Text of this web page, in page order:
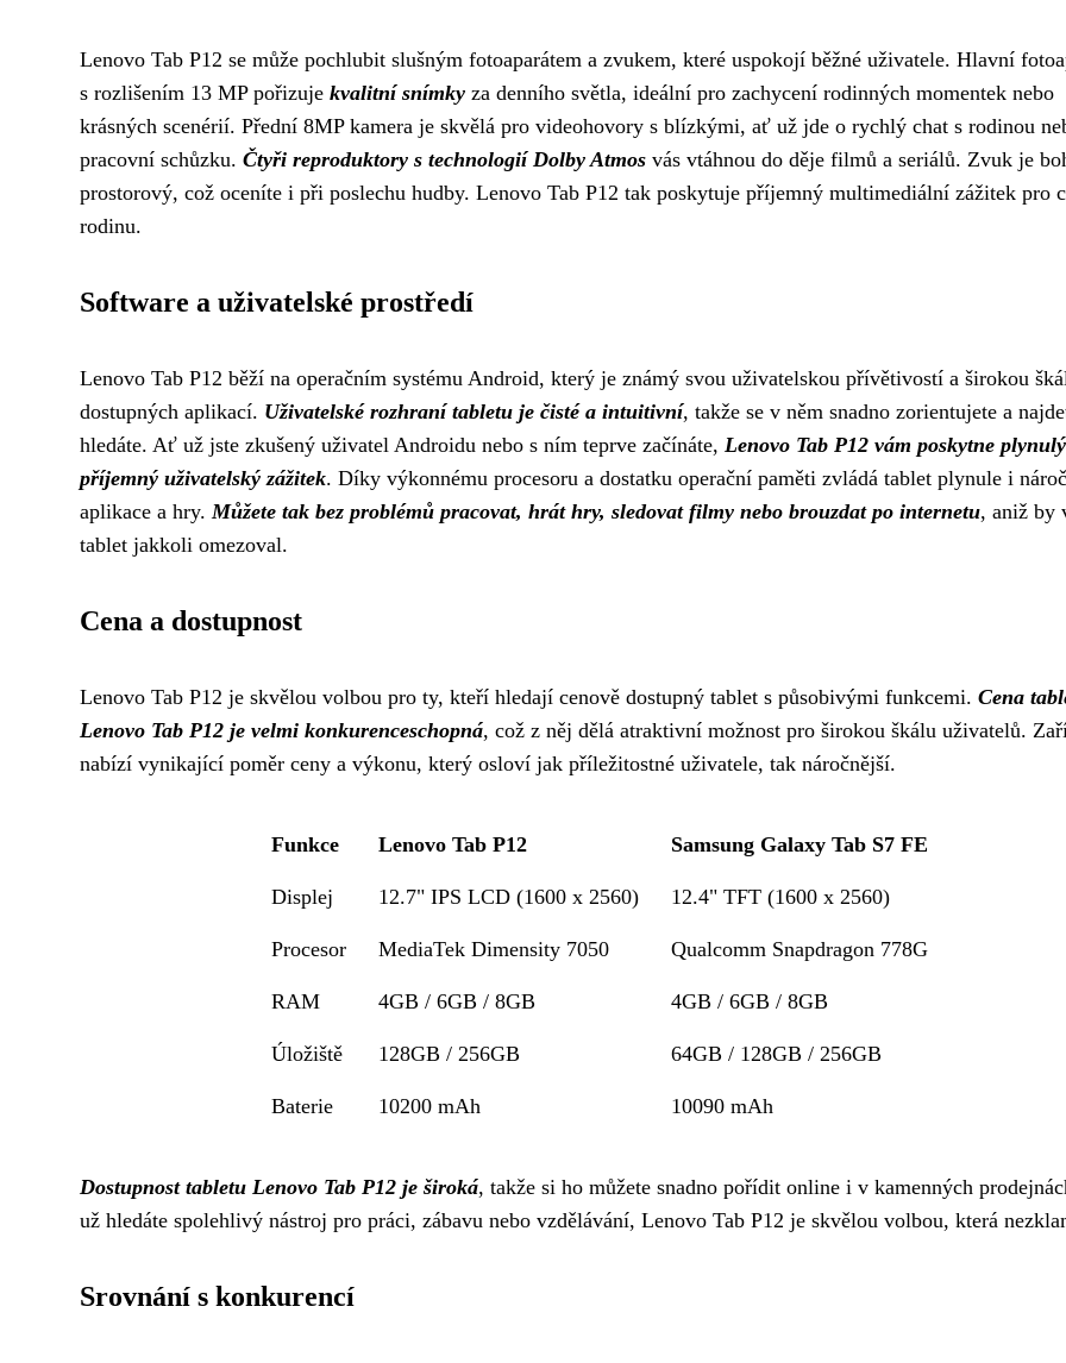
Lenovo Tab P12 se může pochlubit slušným fotoaparátem a zvukem, které uspokojí běžné uživatele. Hlavní
s rozlišením 13 MP pořizuje kvalitní snímky za denního světla, ideální pro zachycení rodinných momentek nebo
krásných scenérií. Přední 8MP kamera je skvělá pro videohovory s blízkými, ať už jde o rychlý chat s rodinou
pracovní schůzku. Čtyři reproduktory s technologií Dolby Atmos vás vtáhnou do děje filmů a seriálů. Zvuk je
prostorový, což oceníte i při poslechu hudby. Lenovo Tab P12 tak poskytuje příjemný multimediální zážitek pro
rodinu.
Software a uživatelské prostředí
Lenovo Tab P12 běží na operačním systému Android, který je známý svou uživatelskou přívětivostí a širokou
dostupných aplikací. Uživatelské rozhraní tabletu je čisté a intuitivní, takže se v něm snadno zorientujete a
hledáte. Ať už jste zkušený uživatel Androidu nebo s ním teprve začínáte, Lenovo Tab P12 vám poskytne
příjemný uživatelský zážitek. Díky výkonnému procesoru a dostatku operační paměti zvládá tablet plynule i
aplikace a hry.Můžete tak bez problémů pracovat, hrát hry, sledovat filmy nebo brouzdat po internetu, aniž by
tablet jakkoli omezoval.
Cena a dostupnost
Lenovo Tab P12 je skvělou volbou pro ty, kteří hledají cenově dostupný tablet s působivými funkcemi. Cena
Lenovo Tab P12 je velmi konkurenceschopná, což z něj dělá atraktivní možnost pro širokou škálu uživatelů.
nabízí vynikající poměr ceny a výkonu, který osloví jak příležitostné uživatele, tak náročnější.
Funkce Lenovo Tab P12 Samsung Galaxy Tab S7 FE
Displej 12.7" IPS LCD (1600 x 2560) 12.4" TFT (1600 x 2560)
Procesor MediaTek Dimensity 7050 Qualcomm Snapdragon 778G
RAM 4GB / 6GB / 8GB 4GB / 6GB / 8GB
Úložiště 128GB / 256GB 64GB / 128GB / 256GB
Baterie 10200 mAh 10090 mAh
Dostupnost tabletu Lenovo Tab P12 je široká, takže si ho můžete snadno pořídit online i v kamenných
už hledáte spolehlivý nástroj pro práci, zábavu nebo vzdělávání, Lenovo Tab P12 je skvělou volbou, která
Srovnání s konkurencí